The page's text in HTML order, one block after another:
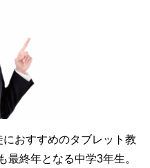
おすすめのタブレット教
最終年となる中学3年生。